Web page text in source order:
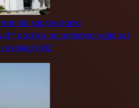
do zaprzestania
ataków na państwa regionu i
ONZ